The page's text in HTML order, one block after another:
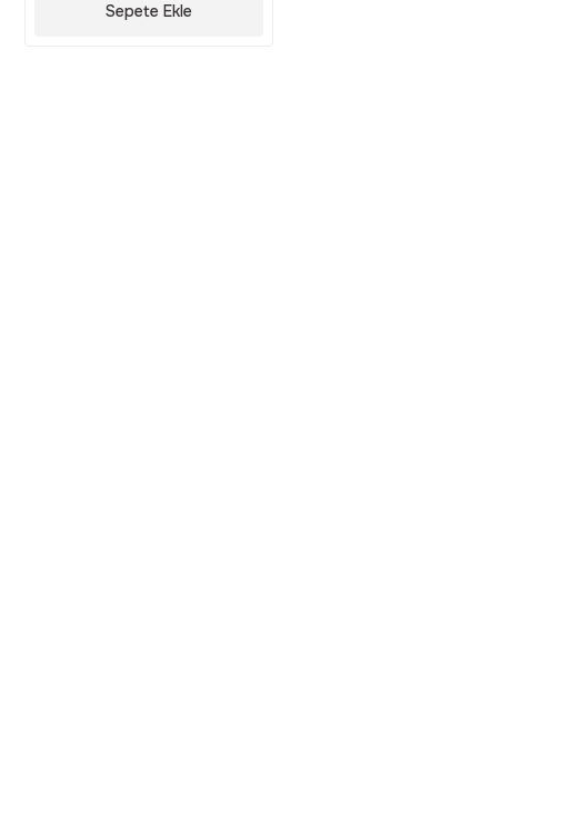
Sepete Ekle